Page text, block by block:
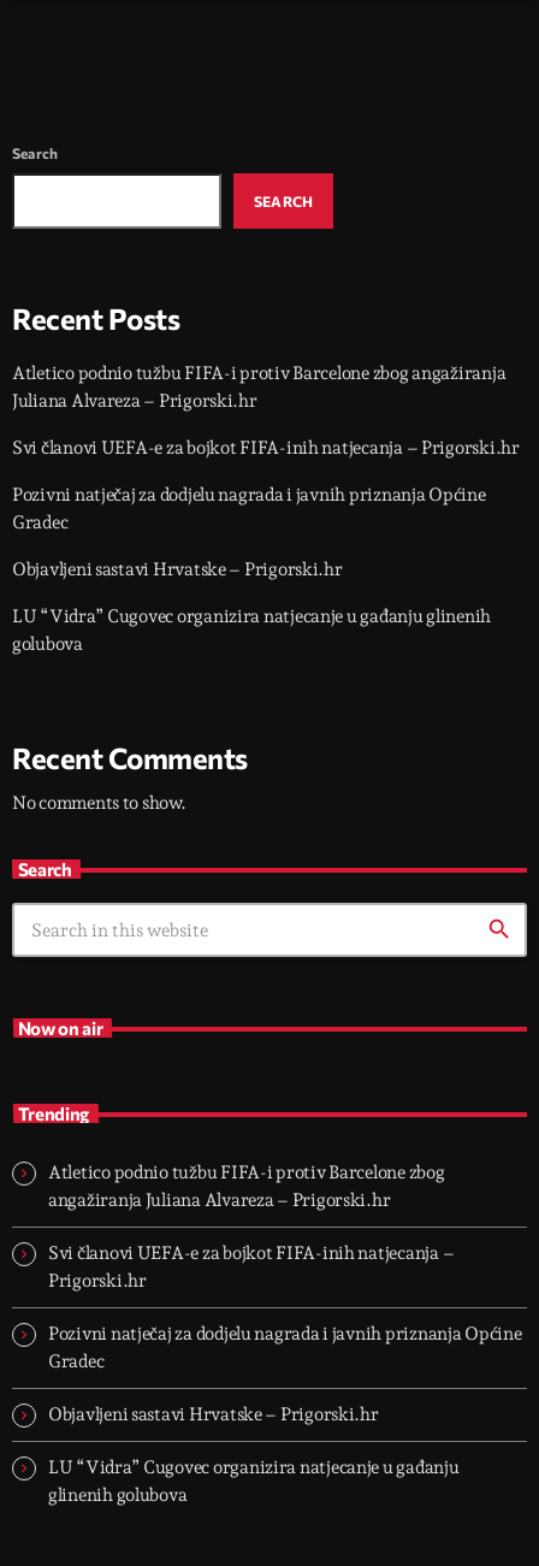
Search
SEARCH
Recent Posts
Atletico podnio tužbu FIFA-i protiv Barcelone zbog angažiranja
Juliana Alvareza – Prigorski.hr
Svi članovi UEFA-e za bojkot FIFA-inih natjecanja – Prigorski.hr
Pozivni natječaj za dodjelu nagrada i javnih priznanja Općine
Gradec
Objavljeni sastavi Hrvatske – Prigorski.hr
LU “Vidra” Cugovec organizira natjecanje u gađanju glinenih
golubova
Recent Comments
No comments to show.
Search
search
Now on air
Trending
Atletico podnio tužbu FIFA-i protiv Barcelone zbog
angažiranja Juliana Alvareza – Prigorski.hr
Svi članovi UEFA-e za bojkot FIFA-inih natjecanja –
Prigorski.hr
Pozivni natječaj za dodjelu nagrada i javnih priznanja Općine
Gradec
Objavljeni sastavi Hrvatske – Prigorski.hr
LU “Vidra” Cugovec organizira natjecanje u gađanju
glinenih golubova